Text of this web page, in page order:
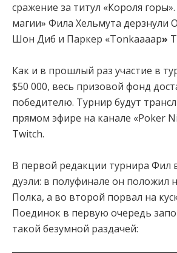
сражение за титул «Короля
магии» Фила Хельмута дерзнули
Шон Диб и Паркер «Tonkaaaap»
Как и в прошлый раз участие в
$50 000, весь призовой фонд
победителю. Турнир будут
прямом эфире на канале «Poker
Twitch.
В первой редакции турнира Фил
дуэли: в полуфинале он положил
Полка, а во второй порвал на
Поединок в первую очередь
такой безумной раздачей: